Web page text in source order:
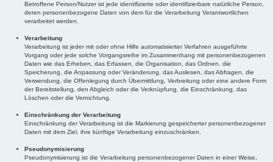
Betroffene Person/Nutzer ist jede identifizierte oder identifizierbare natürliche Person,
deren personenbezogene Daten von dem für die Verarbeitung Verantwortlichen
verarbeitet werden.
Verarbeitung
Verarbeitung ist jeder mit oder ohne Hilfe automatisierter Verfahren ausgeführte
Vorgang oder jede solche Vorgangsreihe im Zusammenhang mit personenbezogenen
Daten wie das Erheben, das Erfassen, die Organisation, das Ordnen, die
Speicherung, die Anpassung oder Veränderung, das Auslesen, das Abfragen, die
Verwendung, die Offenlegung durch Übermittlung, Verbreitung oder eine andere Form
der Bereitstellung, den Abgleich oder die Verknüpfung, die Einschränkung, das
Löschen oder die Vernichtung.
Einschränkung der Verarbeitung
Einschränkung der Verarbeitung ist die Markierung gespeicherter personenbezogener
Daten mit dem Ziel, ihre künftige Verarbeitung einzuschränken.
Pseudonymisierung
Pseudonymisierung ist die Verarbeitung personenbezogener Daten in einer Weise,